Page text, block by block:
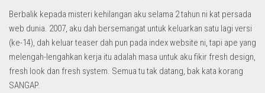
Berbalik kepada misteri kehilangan aku selama 2 tahun ni kat persada
web dunia. 2007, aku dah bersemangat untuk keluarkan satu lagi versi
(ke-14), dah keluar teaser dah pun pada index website ni, tapi ape yang
melengah-lengahkan kerja itu adalah masa untuk aku fikir fresh design,
fresh look dan fresh system. Semua tu tak datang, bak kata korang
SANGAP.